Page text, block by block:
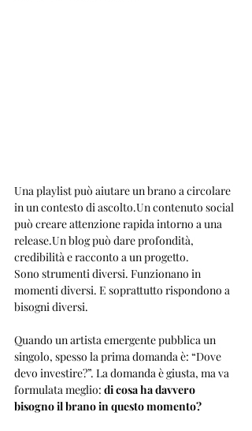
Una playlist può aiutare un brano a circolare
in un contesto di ascolto.Un contenuto social
può creare attenzione rapida intorno a una
release.Un blog può dare profondità,
credibilità e racconto a un progetto.
Sono strumenti diversi. Funzionano in
momenti diversi. E soprattutto rispondono a
bisogni diversi.
Quando un artista emergente pubblica un
singolo, spesso la prima domanda è: “Dove
devo investire?”. La domanda è giusta, ma va
formulata meglio: di cosa ha davvero
bisogno il brano in questo momento?